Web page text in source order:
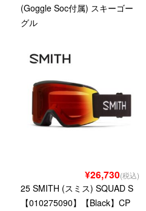
(Goggle Soc付属) スキーゴー
グル
¥26,730(税込)
25 SMITH (スミス) SQUAD S
【010275090】【Black】CP